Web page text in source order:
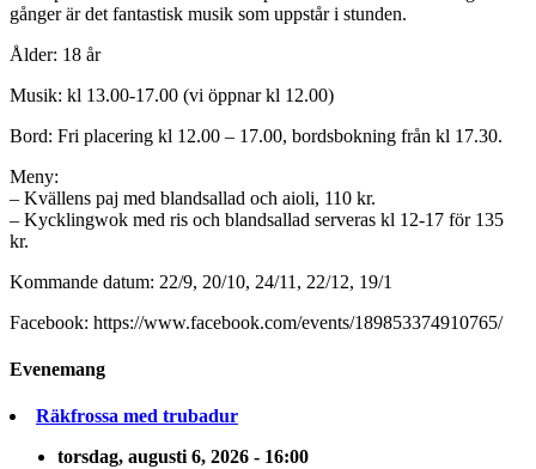
gånger är det fantastisk musik som uppstår i stunden.
Ålder: 18 år
Musik: kl 13.00-17.00 (vi öppnar kl 12.00)
Bord: Fri placering kl 12.00 – 17.00, bordsbokning från kl 17.30.
Meny:
– Kvällens paj med blandsallad och aioli, 110 kr.
– Kycklingwok med ris och blandsallad serveras kl 12-17 för 135
kr.
Kommande datum: 22/9, 20/10, 24/11, 22/12, 19/1
Facebook: https://www.facebook.com/events/189853374910765/
Evenemang
Räkfrossa med trubadur
torsdag, augusti 6, 2026 - 16:00